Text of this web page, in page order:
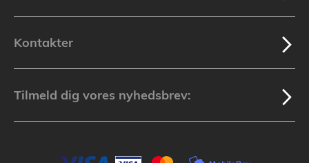
Kontakter
Tilmeld dig vores nyhedsbrev: